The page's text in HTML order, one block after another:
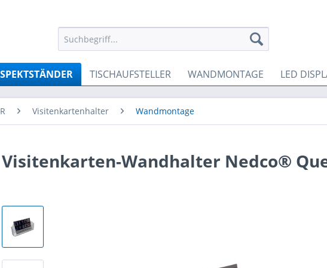
TISCHAUFSTELLER WANDMONTAGE LED
Visitenkartenhalter Wandmontage
Visitenkarten-Wandhalter Nedco®